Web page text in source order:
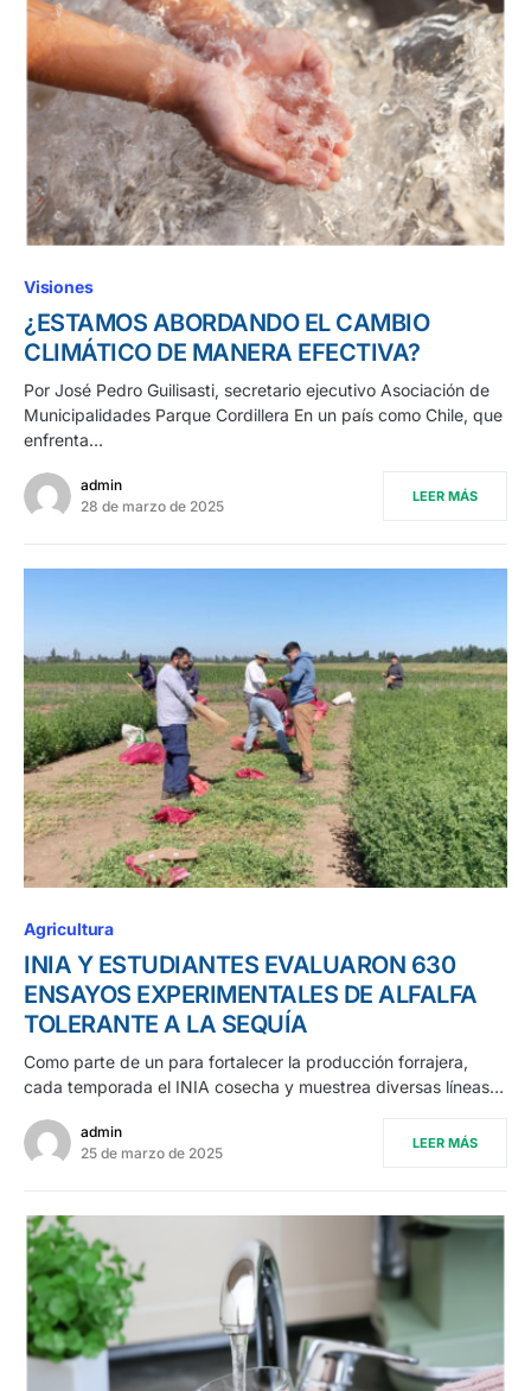
Visiones
¿ESTAMOS ABORDANDO EL CAMBIO
CLIMÁTICO DE MANERA EFECTIVA?
Por José Pedro Guilisasti, secretario ejecutivo Asociación de
Municipalidades Parque Cordillera En un país como Chile, que
enfrenta…
admin
28 de marzo de 2025
LEER MÁS
Agricultura
INIA Y ESTUDIANTES EVALUARON 630
ENSAYOS EXPERIMENTALES DE ALFALFA
TOLERANTE A LA SEQUÍA
Como parte de un para fortalecer la producción forrajera,
cada temporada el INIA cosecha y muestrea diversas líneas…
admin
25 de marzo de 2025
LEER MÁS